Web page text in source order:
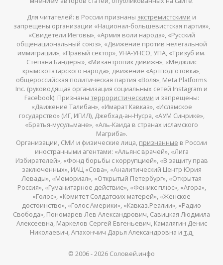
Для читателей: в России признаны экстремистскими и
запрещены организации «Национал-большевистская партия»,
«Свидетели Иеговы», «Армия воли народа», «Русский
общенациональный союз», «Движение против нелегальной
иммиграции», «Правый сектор», УНА-УНСО, УПА, «Тризуб им.
Степана Бандеры», «Мизантропик дивижн», «Меджлис
крымскотатарского народа», движение «Артподготовка»,
общероссийская политическая партия «Воля», Meta Platforms
Inc. (руководящая организация социальных сетей Instagram и
Facebook). Признаны террористическими и запрещены:
«Движение Талибан», «Имарат Кавказ», «Исламское
государство» (ИГ, ИГИЛ), Джебхад-ан-Нусра, «АУМ Синрике»,
«Братья-мусульмане», «Аль-Каида в странах исламского
Магриба».
Организации, СМИ и физические лица, признанные в России
иностранными агентами: «Альянс врачей», «Лига
Избирателей», «Фонд борьбы с коррупцией», «В защиту прав
заключенных», ИАЦ «Сова», «Аналитический Центр Юрия
Левады», «Мемориал», «Открытый Петербург», «Открытая
Россия», «Гуманитарное действие», «Феникс плюс», «Агора»,
«Голос», «Комитет Солдатских матерей», «Женское
достоинство», «Голос Америки», «Кавказ.Реалии», «Радио
Свобода», Пономарев Лев Александрович, Савицкая Людмила
Алексеевна, Маркелов Сергей Евгеньевич, Камалягин Денис
Николаевич, Апахончич Дарья Александровна и т.д.
© 2006 -2026 Соловей.инфо